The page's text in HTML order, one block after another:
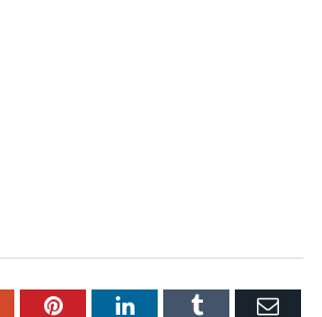
PinterestLinkedInTumblr Email